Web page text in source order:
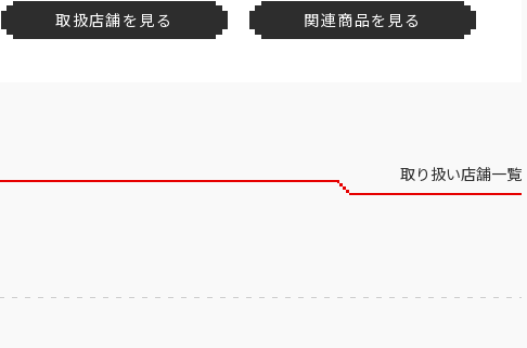
取扱店舗を見る 関連商品を見る
取り扱い店舗一覧